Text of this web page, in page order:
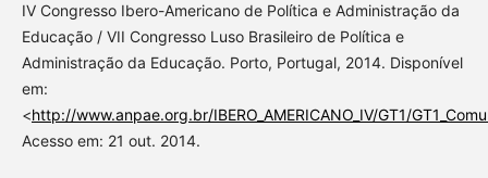
IV Congresso Ibero-Americano de Política e Administração da
Educação / VII Congresso Luso Brasileiro de Política e
Administração da Educação. Porto, Portugal, 2014. Disponível
em:
<http://www.anpae.org.br/IBERO_AMERICANO_IV/GT1/
Acesso em: 21 out. 2014.